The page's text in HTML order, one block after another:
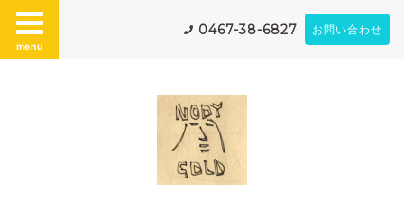
menu
0467-38-6827 お問い合わせ